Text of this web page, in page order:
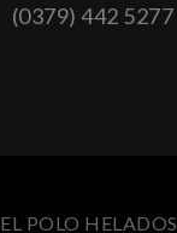
(0379) 442 5277
EL POLO HELADOS